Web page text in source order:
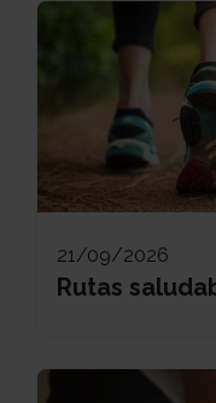
21/09/2026
Rutas